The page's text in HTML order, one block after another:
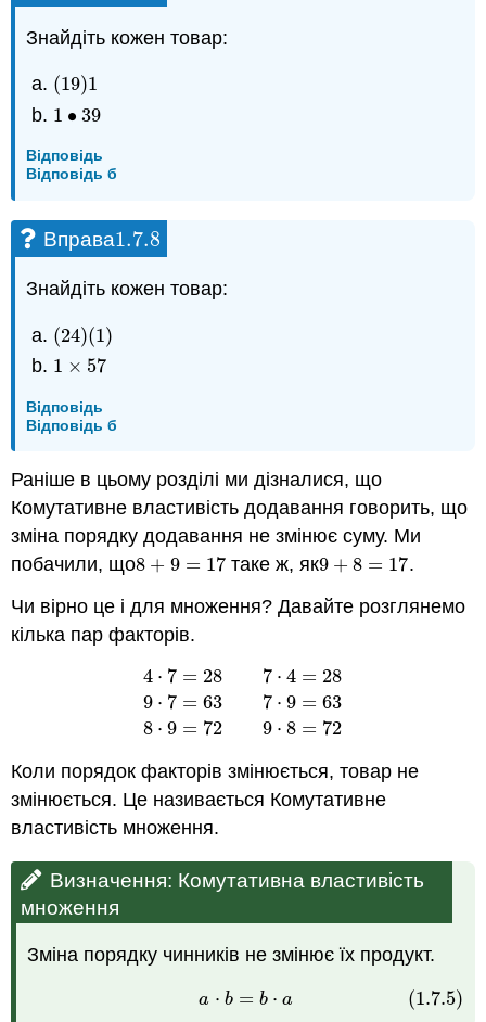
Знайдіть кожен товар:
(19)1
(19)1
1 ∙ 39
1 •39
Відповідь
Відповідь б
Вправа1.7.8
1.7.8
Знайдіть кожен товар:
(24)(1)
(24)(1)
1 × 57
1 ×57
Відповідь
Відповідь б
Раніше в цьому розділі ми дізналися, що
Комутативне властивість додавання говорить, що
зміна порядку додавання не змінює суму. Ми
побачили, що8 + 9 = 17
8 +9 = 17 таке ж, як9 + 8 = 17
9 +8= 17
.
Чи вірно це і для множення? Давайте розглянемо
кілька пар факторів.
4 ⋅ 7
9 ⋅ 7
8 ⋅ 9
= 28 7 ⋅ 4 = 28
= 63 7 ⋅ 9 = 63
= 72 9 ⋅ 8 = 72
4⋅ 7 = 28 7⋅4 9 ⋅7=637⋅
Коли порядок факторів змінюється, товар не
змінюється. Це називається Комутативне
властивість множення.
Визначення: Комутативна властивість
множення
Зміна порядку чинників не змінює їх продукт.
a ⋅ b = b ⋅ a (1.7.5)
(1.7.5) a⋅ b= b⋅